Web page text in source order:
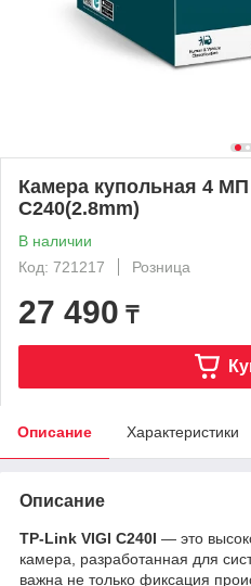
Камера купольная 4 МП
C240(2.8mm)
В наличии
Код: 721217
Розница
27 490 ₸
Описание Характеристики
Описание
TP-Link VIGI C240I — это
камера, разработанная для
важна не только фиксация